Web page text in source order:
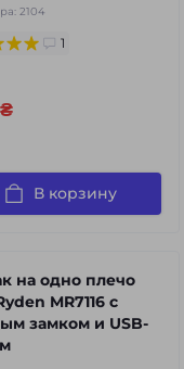
2104
1
В корзину
на одно плечо
MR7116 с
замком и USB-